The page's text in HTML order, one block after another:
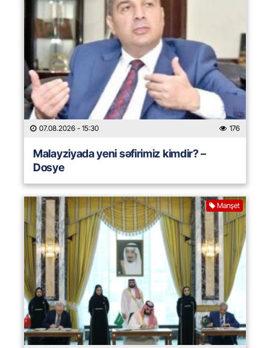
07.08.2026 - 15:30 176
Malayziyada yeni səfirimiz kimdir? –
Dosye
Manşet